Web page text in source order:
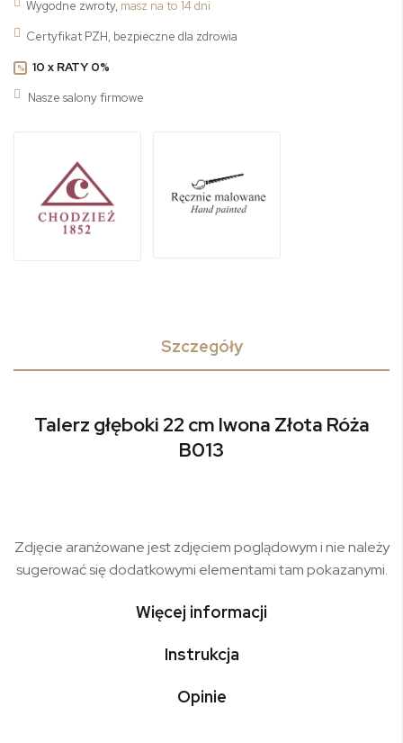
Wygodne zwroty, masz na to 14 dni
Certyfikat PZH, bezpieczne dla zdrowia
%
10 x RATY 0%
Nasze salony firmowe
Szczegóły
Talerz głęboki 22 cm Iwona Złota Róża
B013
Zdjęcie aranżowane jest zdjęciem poglądowym i nie należy
sugerować się dodatkowymi elementami tam pokazanymi.
Więcej informacji
Instrukcja
Opinie